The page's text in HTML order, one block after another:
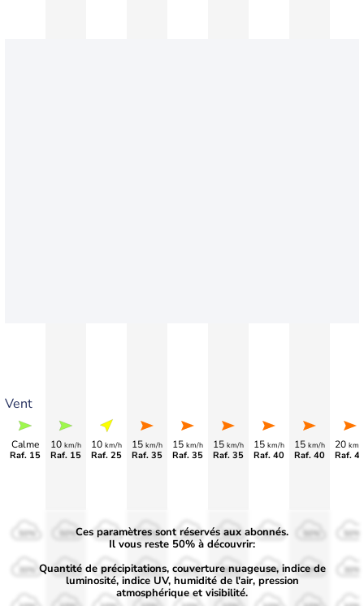
Vent
Calme
Raf. 15
10 km/h
Raf. 15
10 km/h
Raf. 25
15 km/h
Raf. 35
15 km/h
Raf. 35
15 km/h
Raf. 35
15 km/h
Raf. 40
15 km/h
Raf. 40
20 km/
Raf.
50%
30%
50%
30%
50%
30%
50%
30%
50%
30%
50%
30%
50%
30% 30% 30%
Ces paramètres sont réservés aux abonnés.
Il vous reste 50% à découvrir:
Quantité de précipitations, couverture nuageuse, indice de
luminosité, indice UV, humidité de l'air, pression
atmosphérique et visibilité.